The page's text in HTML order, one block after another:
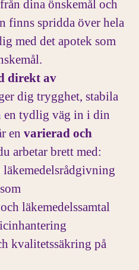
dina önskemål och
finns spridda över hela
med det apotek som
direkt av
dig trygghet, stabila
tydlig väg in i din
en varierad och
arbetar brett med:
läkemedelssamtal
kvalitetssäkring på